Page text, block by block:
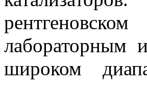
лабораторным
широком